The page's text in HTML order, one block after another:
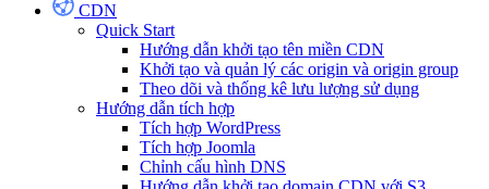
CDN
Quick Start
Hướng dẫn khởi tạo tên miền CDN
Khởi tạo và quản lý các origin và origin group
Theo dõi và thống kê lưu lượng sử dụng
Hướng dẫn tích hợp
Tích hợp WordPress
Tích hợp Joomla
Chỉnh cấu hình DNS